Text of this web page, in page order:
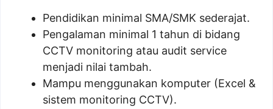
Pendidikan minimal SMA/SMK sederajat.
Pengalaman minimal 1 tahun di bidang
CCTV monitoring atau audit service
menjadi nilai tambah.
Mampu menggunakan komputer (Excel &
sistem monitoring CCTV).